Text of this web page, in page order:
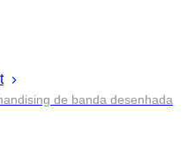
de banda desenhada